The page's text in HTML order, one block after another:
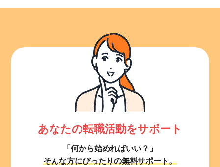
あなたの転職活動をサポート
「何から始めればいい？」
そんな方にぴったりの無料サポート。